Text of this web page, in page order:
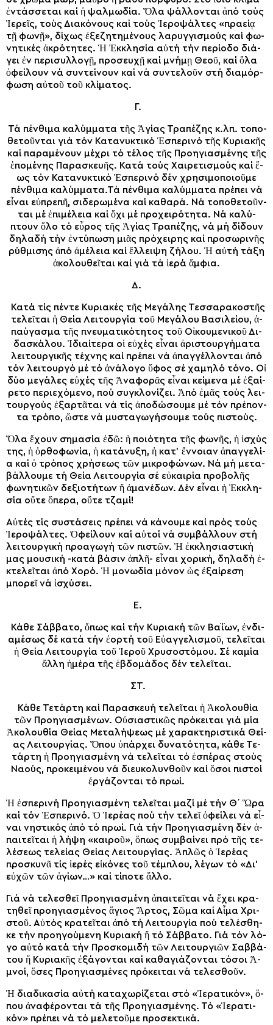
ἐν­τάσ­σε­ται καί ἡ ψαλ­μω­δί­α. Ὅ­λα ψάλ­λον­ται ἀπό τούς
Ἱ­ε­ρεῖς, τούς Δι­α­κό­νους καί τούς Ἱεροψάλ­τες «πρα­εί­ᾳ
τῇ φω­νῇ», δί­χως ἐ­ξε­ζη­τη­μέ­νους λα­ρυγ­γι­σμούς καί φω­
νη­τι­κές ἀκρό­τη­τες. Ἡ Ἐκ­κλη­σί­α αὐ­τή τήν πε­ρί­ο­δο διά­
γει ἐν πε­ρι­συλ­λο­γῇ, προ­σευ­χῇ καί μνή­μῃ Θε­οῦ, καί ὅ­λα
ὀ­φεί­λουν νά συν­τεί­νουν καί νά συν­τε­λοῦν στή δι­α­μόρ­
φω­ση αὐ­τοῦ τοῦ κλί­μα­τος.
Γ.
Τά πέν­θι­μα κα­λύμ­μα­τα τῆς Ἁ­γί­ας Τρα­πέ­ζης κ.λπ. το­πο­
θε­τοῦν­ται γιά τόν Κα­τα­νυ­κτι­κό Ἑ­σπε­ρι­νό τῆς Κυ­ρια­κῆς
καί πα­ρα­μέ­νουν μέ­χρι τό τέ­λος τῆς Προ­η­γι­α­σμέ­νης τῆς
ἑ­πο­μέ­νης Πα­ρα­σκευῆς. Κα­τά τούς Χαι­ρε­τι­σμούς καί ἕ­
ως τόν Κα­τα­νυ­κτι­κό Ἑ­σπε­ρι­νό δέν χρη­σι­μο­ποι­οῦ­με
πέν­θι­μα κα­λύμ­μα­τα.Τά πέν­θι­μα κα­λύμ­μα­τα πρέ­πει νά
εἶ­ναι εὐ­πρε­πῆ, σι­δε­ρω­μέ­να καί κα­θα­ρά. Νά το­πο­θε­τοῦν­
ται μέ ἐ­πι­μέ­λεια καί ὄ­χι μέ προ­χει­ρό­τη­τα. Νά κα­λύ­
πτουν ὅλο τό εὖ­ρος τῆς Ἁ­γί­ας Τρα­πέ­ζης, νά μή δί­δουν
δη­λα­δή τήν ἐν­τύ­πω­ση μιᾶς πρό­χει­ρης καί προ­σω­ρι­νῆς
ρύθ­μι­σης ἀ­πό ἀ­μέ­λεια καί ἔλ­λει­ψη ζή­λου. Ἡ αὐ­τή τά­ξη
ἀκολουθεῖ­ται καί γιά τά ἱ­ε­ρά ἄμ­φια.
Δ.
Κα­τά τίς πέν­τε Κυ­ρια­κές τῆς Με­γά­λης Τεσ­σα­ρα­κο­στῆς
τε­λεῖ­ται ἡ Θεί­α Λει­τουρ­γί­α τοῦ Με­γά­λου Βα­σι­λεί­ου, ἀ­
παύ­γα­σμα τῆς πνευ­μα­τι­κό­τη­τος τοῦ Οἰ­κου­με­νι­κοῦ Δι­
δα­σκά­λου. Ἰ­δι­αί­τε­ρα οἱ εὐ­χές εἶ­ναι ἀ­ρι­στουρ­γή­μα­τα
λει­τουρ­γι­κῆς τέ­χνης καί πρέ­πει νά ἀ­παγ­γέλ­λον­ται ἀ­πό
τόν λει­τουρ­γό μέ τό ἀ­νά­λο­γο ὕ­φος σέ χα­μη­λό τό­νο. Οἱ
δύ­ο με­γά­λες εὐ­χές τῆς Ἀ­να­φο­ρᾶς εἶ­ναι κεί­με­να μέ ἐ­ξαί­
ρε­το πε­ρι­ε­χό­με­νο, πού συγ­κλο­νί­ζει. Ἀ­πό ἐ­μᾶς τούς λει­
τουρ­γούς ἐ­ξαρ­τᾶ­ται νά τίς ἀ­πο­δώ­σου­με μέ τόν πρέπον­
τα τρό­πο, ὥ­στε νά μυ­στα­γω­γή­σου­με τούς πι­στούς.
Ὅ­λα ἔ­χουν ση­μα­σί­α ἐ­δῶ: ἡ ποι­ό­τη­τα τῆς φω­νῆς, ἡ ἰ­σχύς
της, ἡ ὀρ­θο­φω­νί­α, ἡ κα­τά­νυ­ξη, ἡ κα­τ’ ἔν­νοι­αν ἀ­παγ­γε­λί­
α καί ὁ τρό­πος χρή­σε­ως τῶν μι­κρο­φώ­νων. Νά μή με­τα­
βάλ­λου­με τή Θεί­α Λει­τουρ­γί­α σέ εὐ­και­ρί­α προ­βο­λῆς
φω­νη­τι­κῶν δε­ξι­ο­τή­των ἤ ἀ­μα­νέ­δων. Δέν εἶ­ναι ἡ Ἐκ­κλη­
σί­α οὔ­τε ὄ­πε­ρα, οὔ­τε τζα­μί!
Αὐ­τές τίς συ­στά­σεις πρέ­πει νά κά­νου­με καί πρός τούς
Ἱ­ε­ρο­ψάλ­τες. Ὀ­φεί­λουν καί αὐ­τοί νά συμ­βάλ­λουν στή
λει­τουρ­γι­κή προ­α­γω­γή τῶν πι­στῶν. Ἡ ἐκ­κλη­σι­α­στι­κή
μας μου­σι­κή -κα­τά βά­σιν ἁπλῆ- εἶ­ναι χο­ρι­κή, δη­λα­δή ἐ­
κτε­λεῖ­ται ἀ­πό Χο­ρό. Ἡ μο­νω­δί­α μό­νον ὡς ἐ­ξαί­ρε­ση
μπο­ρεῖ νά ἰ­σχύ­σει.
Ε.
Κά­θε Σάβ­βα­το, ὅ­πως καί τήν Κυ­ρια­κή τῶν Βα­ΐ­ων, ἐν­δι­
α­μέ­σως δέ κα­τά τήν ἑ­ορ­τή τοῦ Εὐ­αγ­γε­λι­σμοῦ, τε­λεῖ­ται
ἡ Θεί­α Λει­τουρ­γί­α τοῦ Ἱε­ροῦ Χρυ­σο­στό­μου. Σέ καμί­α
ἄλ­λη ἡ­μέ­ρα τῆς ἑ­βδο­μά­δος δέν τε­λεῖ­ται.
ΣΤ.
Κά­θε Τε­τάρ­τη καί Πα­ρα­σκευ­ή τε­λεῖ­ται ἡ Ἀκολουθί­α
τῶν Προ­η­γι­α­σμέ­νων. Οὐ­σι­α­στι­κῶς πρό­κει­ται γιά μί­α
Ἀκολουθί­α Θεί­ας Με­τα­λή­ψε­ως μέ χα­ρα­κτη­ρι­στι­κά Θεί­
ας Λει­τουρ­γί­ας. Ὅ­που ὑ­πάρ­χει δυ­να­τό­τη­τα, κά­θε Τε­
τάρ­τη ἡ Προ­η­γι­α­σμέ­νη νά τε­λεῖ­ται τό ἑ­σπέ­ρας στούς
Να­ούς, προ­κει­μέ­νου νά δι­ευ­κο­λυν­θοῦν καί ὅ­σοι πι­στοί
ἐρ­γά­ζον­ται τό πρωί.
Ἡ ἑ­σπε­ρι­νή Προ­η­γι­α­σμέ­νη τε­λεῖ­ται μα­ζί μέ τήν Θ΄ Ὥ­ρα
καί τόν Ἑ­σπε­ρι­νό. Ὁ Ἱ­ε­ρέ­ας πού τήν τε­λεῖ ὀ­φεί­λει νά εἶ­
ναι νη­στι­κός ἀπό τό πρω­ί. Γιά τήν Προ­η­γι­α­σμέ­νη δέν ἀ­
παι­τεῖ­ται ἡ λή­ψη «και­ροῦ», ὅ­πως συμ­βαί­νει πρό τῆς τε­
λέ­σε­ως τε­λεί­ας Θεί­ας Λει­τουρ­γί­ας. Ἁ­πλῶς ὁ Ἱ­ε­ρέ­ας
προ­σκυ­νᾶ τίς ἱ­ε­ρές εἰ­κό­νες τοῦ τέμ­πλου, λέ­γων τό «Δι’
εὐ­χῶν τῶν ἁ­γί­ων…» καί τί­πο­τε ἄλ­λο.
Γιά νά τε­λε­σθεῖ Προ­η­γι­α­σμέ­νη ἀ­παι­τεῖ­ται νά ἔ­χει κρα­
τη­θεῖ προ­η­γι­α­σμέ­νος ἅ­γιος Ἄρ­τος, Σῶ­μα καί Αἷ­μα Χρι­
στοῦ. Αὐ­τός κρα­τεῖ­ται ἀ­πό τή Λει­τουρ­γί­α πού τε­λέ­σθη­
κε τήν προ­η­γού­με­νη Κυ­ρια­κή ἤ τό Σάβ­βα­το. Γιά τόν λό­
γο αὐ­τό κα­τά τήν Προ­σκο­μι­δή τῶν Λει­τουρ­γι­ῶν Σαβ­βά­
του ἤ Κυ­ρια­κῆς ἐ­ξά­γον­ται καί κα­θα­γι­ά­ζον­ται τό­σοι Ἀ­
μνοί, ὅ­σες Προ­η­γι­α­σμέ­νες πρό­κει­ται νά τε­λε­σθοῦν.
Ἡ δι­α­δι­κα­σί­α αὐ­τή κα­τα­χω­ρί­ζε­ται στό «Ἱ­ε­ρα­τι­κόν», ὅ­
που ἀνα­φέ­ρον­ται τά τῆς Προ­η­γι­α­σμέ­νης. Τό «Ἱ­ε­ρα­τι­
κόν» πρέ­πει νά τό με­λε­τοῦ­με προ­σε­κτι­κά.